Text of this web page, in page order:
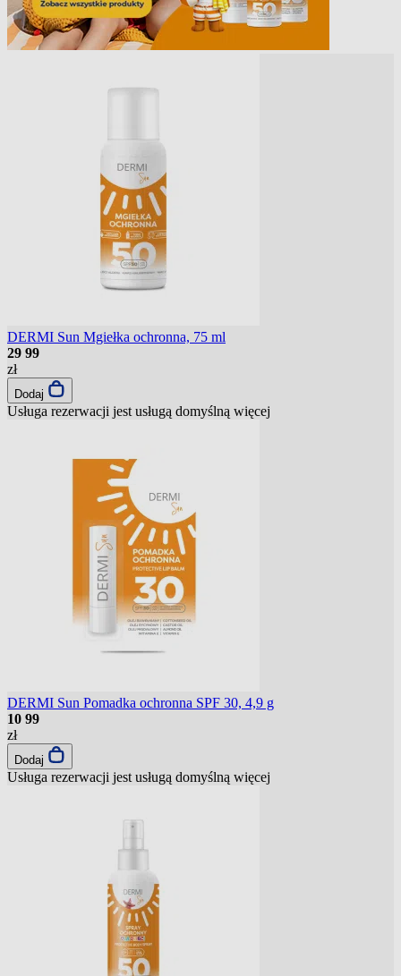
DERMI Sun Mgiełka ochronna, 75 ml
29 99
zł
Dodaj
Usługa rezerwacji jest usługą domyślną więcej
DERMI Sun Pomadka ochronna SPF 30, 4,9 g
10 99
zł
Dodaj
Usługa rezerwacji jest usługą domyślną więcej